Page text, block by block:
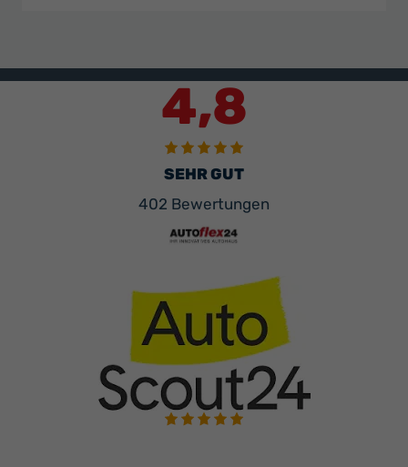
4,8
SEHR GUT
402 Bewertungen